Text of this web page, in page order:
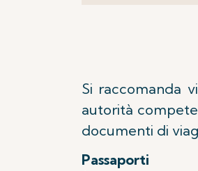
Si raccomanda
autorità
documenti di
Passaporti